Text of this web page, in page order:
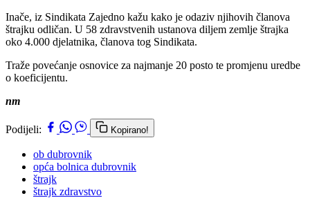
Inače, iz Sindikata Zajedno kažu kako je odaziv njihovih članova
štrajku odličan. U 58 zdravstvenih ustanova diljem zemlje štrajka
oko 4.000 djelatnika, članova tog Sindikata.
Traže povećanje osnovice za najmanje 20 posto te promjenu uredbe
o koeficijentu.
nm
Podijeli: Kopirano!
ob dubrovnik
opća bolnica dubrovnik
štrajk
štrajk zdravstvo